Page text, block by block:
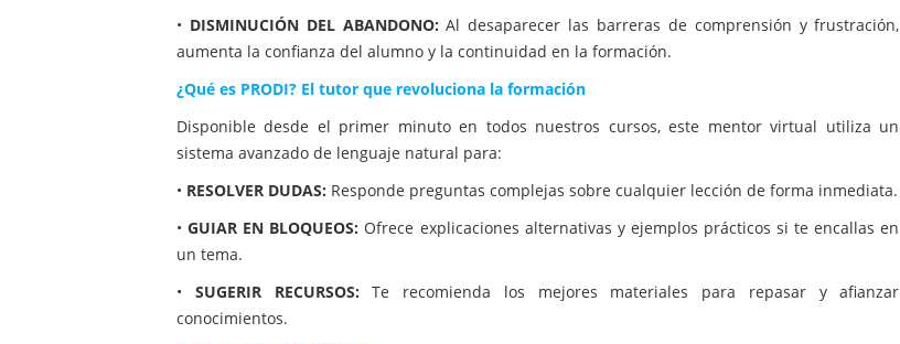
• DISMINUCIÓN DEL ABANDONO: Al desaparecer las barreras de comprensión y frustración,
aumenta la confianza del alumno y la continuidad en la formación.
¿Qué es PRODI? El tutor que revoluciona la formación
Disponible desde el primer minuto en todos nuestros cursos, este mentor virtual utiliza un
sistema avanzado de lenguaje natural para:
• RESOLVER DUDAS: Responde preguntas complejas sobre cualquier lección de forma inmediata.
•GUIAR EN BLOQUEOS: Ofrece explicaciones alternativas y ejemplos prácticos si te encallas en
un tema.
• SUGERIR RECURSOS: Te recomienda los mejores materiales para repasar y afianzar
conocimientos.